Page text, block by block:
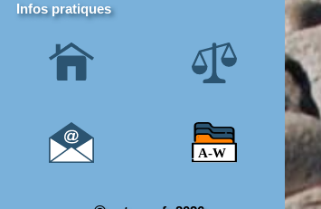
Infos pratiques